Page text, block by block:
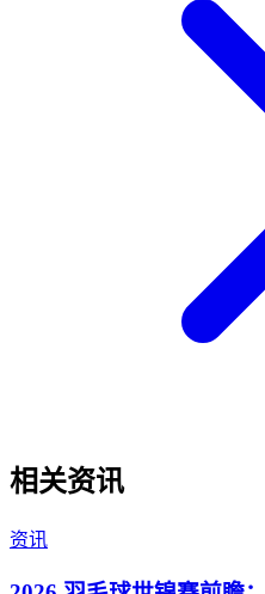
相关资讯
资讯